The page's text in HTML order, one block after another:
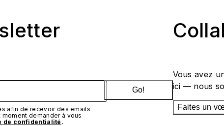
afin de recevoir des emails
moment demander à vous
de confidentialité .
Go!
Vous avez
ici — nous
Faites un